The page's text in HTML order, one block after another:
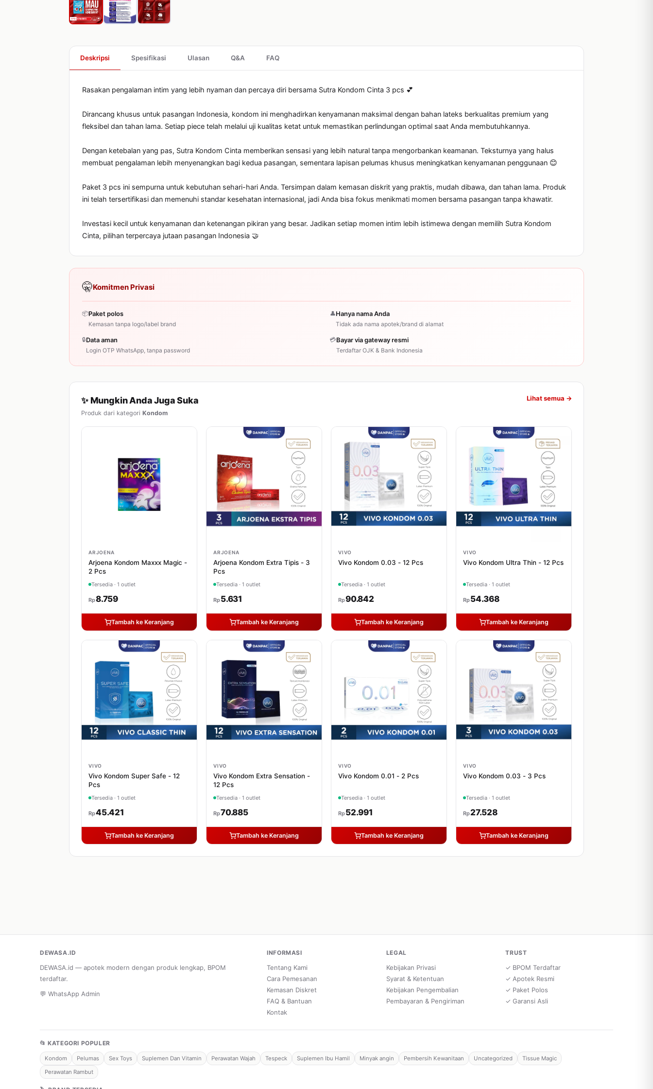
Deskripsi Spesifikasi Ulasan Q&A FAQ
Rasakan pengalaman intim yang lebih nyaman dan percaya diri bersama Sutra Kondom Cinta 3 pcs 💕
Dirancang khusus untuk pasangan Indonesia, kondom ini menghadirkan kenyamanan maksimal dengan bahan lateks berkualitas premium yang
fleksibel dan tahan lama. Setiap piece telah melalui uji kualitas ketat untuk memastikan perlindungan optimal saat Anda membutuhkannya.
Dengan ketebalan yang pas, Sutra Kondom Cinta memberikan sensasi yang lebih natural tanpa mengorbankan keamanan. Teksturnya yang halus
membuat pengalaman lebih menyenangkan bagi kedua pasangan, sementara lapisan pelumas khusus meningkatkan kenyamanan penggunaan 😊
Paket 3 pcs ini sempurna untuk kebutuhan sehari-hari Anda. Tersimpan dalam kemasan diskrit yang praktis, mudah dibawa, dan tahan lama. Produk
ini telah tersertifikasi dan memenuhi standar kesehatan internasional, jadi Anda bisa fokus menikmati momen bersama pasangan tanpa khawatir.
Investasi kecil untuk kenyamanan dan ketenangan pikiran yang besar. Jadikan setiap momen intim lebih istimewa dengan memilih Sutra Kondom
Cinta, pilihan terpercaya jutaan pasangan Indonesia 🤝
🤫Komitmen Privasi
📦Paket polos
Kemasan tanpa logo/label brand
👤Hanya nama Anda
Tidak ada nama apotek/brand di alamat
🔒Data aman
Login OTP WhatsApp, tanpa password
💳Bayar via gateway resmi
Terdaftar OJK & Bank Indonesia
✨ Mungkin Anda Juga Suka
Produk dari kategori Kondom
Lihat semua →
ARJOENA
Arjoena Kondom Maxxx Magic -
2 Pcs
Tersedia · 1 outlet
Rp8.759
Tambah ke Keranjang
ARJOENA
Arjoena Kondom Extra Tipis - 3
Pcs
Tersedia · 1 outlet
Rp5.631
Tambah ke Keranjang
VIVO
Vivo Kondom 0.03 - 12 Pcs
Tersedia · 1 outlet
Rp90.842
Tambah ke Keranjang
VIVO
Vivo Kondom Ultra Thin - 12 Pcs
Tersedia · 1 outlet
Rp54.368
Tambah ke Keranjang
VIVO
Vivo Kondom Super Safe - 12
Pcs
Tersedia · 1 outlet
Rp45.421
Tambah ke Keranjang
VIVO
Vivo Kondom Extra Sensation -
12 Pcs
Tersedia · 1 outlet
Rp70.885
Tambah ke Keranjang
VIVO
Vivo Kondom 0.01 - 2 Pcs
Tersedia · 1 outlet
Rp52.991
Tambah ke Keranjang
VIVO
Vivo Kondom 0.03 - 3 Pcs
Tersedia · 1 outlet
Rp27.528
Tambah ke Keranjang
DEWASA.ID
DEWASA.id — apotek modern dengan produk lengkap, BPOM
terdaftar.
💬 WhatsApp Admin
INFORMASI
Tentang Kami
Cara Pemesanan
Kemasan Diskret
FAQ & Bantuan
Kontak
LEGAL
Kebijakan Privasi
Syarat & Ketentuan
Kebijakan Pengembalian
Pembayaran & Pengiriman
TRUST
✓ BPOM Terdaftar
✓ Apotek Resmi
✓ Paket Polos
✓ Garansi Asli
📂 KATEGORI POPULER
Kondom Pelumas Sex Toys Suplemen Dan Vitamin Perawatan Wajah Tespeck Suplemen Ibu Hamil Minyak angin Pembersih Kewanitaan Uncategorized
Tissue Magic
Perawatan Rambut